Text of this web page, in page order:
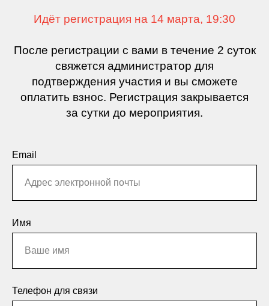
Идёт регистрация на 14 марта, 19:30
После регистрации с вами в течение 2 суток
свяжется администратор для
подтверждения участия и вы сможете
оплатить взнос. Регистрация закрывается
за сутки до мероприятия.
Email
Имя
Телефон для связи